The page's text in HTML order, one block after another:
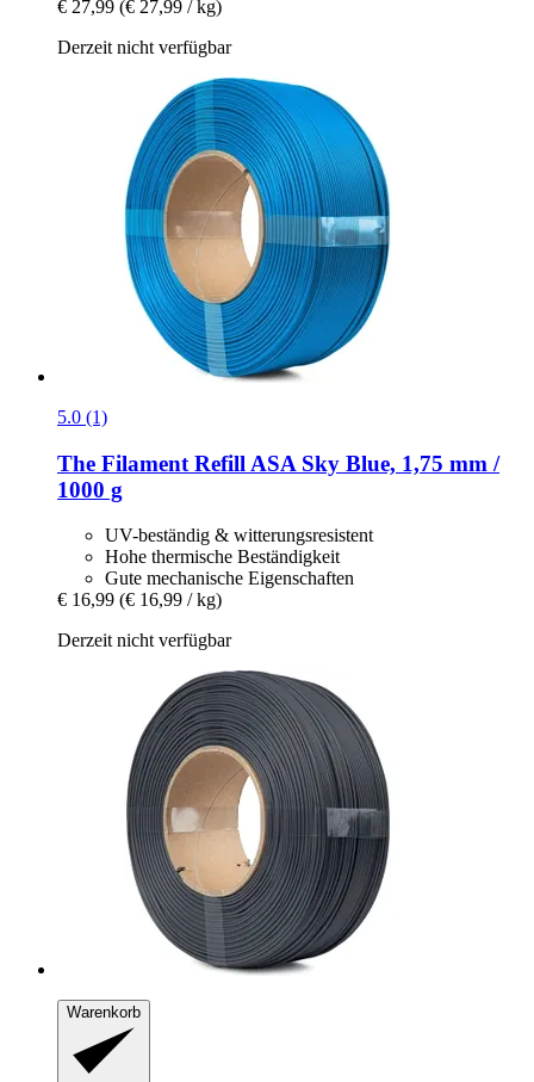
€ 27,99 (€ 27,99 / kg)
Derzeit nicht verfügbar
5.0 (1)
The Filament Refill ASA Sky Blue, 1,75 mm /
1000 g
UV-beständig & witterungsresistent
Hohe thermische Beständigkeit
Gute mechanische Eigenschaften
€ 16,99 (€ 16,99 / kg)
Derzeit nicht verfügbar
Warenkorb